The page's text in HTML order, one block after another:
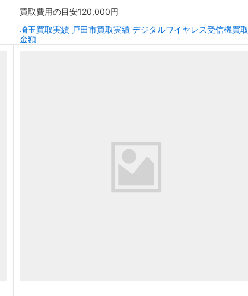
買取費用の目安120,000円
埼玉買取実績 戸田市買取実績 デジタルワイヤレス受信機買取
金額